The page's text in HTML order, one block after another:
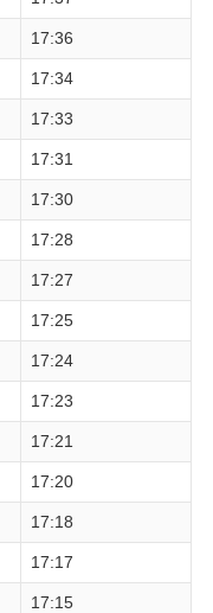
17:36
17:34
17:33
17:31
17:30
17:28
17:27
17:25
17:24
17:23
17:21
17:20
17:18
17:17
17:15